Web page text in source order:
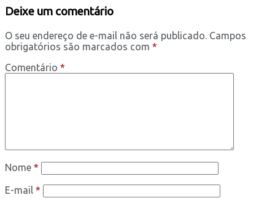
Deixe um comentário
O seu endereço de e-mail não será publicado. Campos
obrigatórios são marcados com *
Comentário *
Nome *
E-mail *